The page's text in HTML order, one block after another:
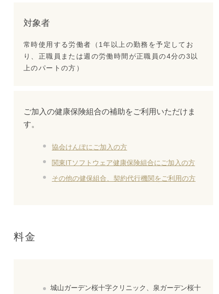
対象者
常時使用する労働者（1年以上の勤務を予定してお
り、正職員または週の労働時間が正職員の4分の3以
上のパートの方）
ご加入の健康保険組合の補助をご利用いただけま
す。
協会けんぽにご加入の方
関東ITソフトウェア健康保険組合にご加入の方
その他の健保組合、契約代行機関をご利用の方
料金
城山ガーデン桜十字クリニック、泉ガーデン桜十